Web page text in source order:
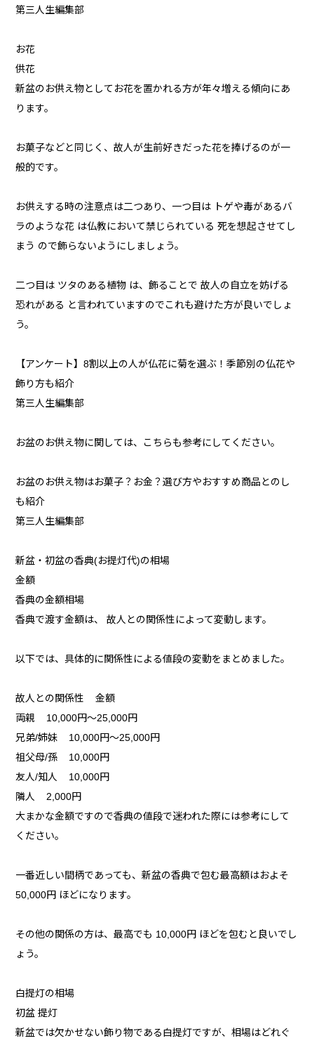
第三人生編集部
お花
供花
新盆のお供え物としてお花を置かれる方が年々増える傾向にあ
ります。
お菓子などと同じく、故人が生前好きだった花を捧げるのが一
般的です。
お供えする時の注意点は二つあり、一つ目は トゲや毒があるバ
ラのような花 は仏教において禁じられている 死を想起させてし
まう ので飾らないようにしましょう。
二つ目は ツタのある植物 は、飾ることで 故人の自立を妨げる
恐れがある と言われていますのでこれも避けた方が良いでしょ
う。
【アンケート】8割以上の人が仏花に菊を選ぶ！季節別の仏花や
飾り方も紹介
第三人生編集部
お盆のお供え物に関しては、こちらも参考にしてください。
お盆のお供え物はお菓子？お金？選び方やおすすめ商品とのし
も紹介
第三人生編集部
新盆・初盆の香典(お提灯代)の相場
金額
香典の金額相場
香典で渡す金額は、 故人との関係性によって変動します。
以下では、具体的に関係性による値段の変動をまとめました。
故人との関係性 金額
両親 10,000円〜25,000円
兄弟/姉妹 10,000円〜25,000円
祖父母/孫 10,000円
友人/知人 10,000円
隣人 2,000円
大まかな金額ですので香典の値段で迷われた際には参考にして
ください。
一番近しい間柄であっても、新盆の香典で包む最高額はおよそ
50,000円 ほどになります。
その他の関係の方は、最高でも 10,000円 ほどを包むと良いでし
ょう。
白提灯の相場
初盆 提灯
新盆では欠かせない飾り物である白提灯ですが、相場はどれぐ